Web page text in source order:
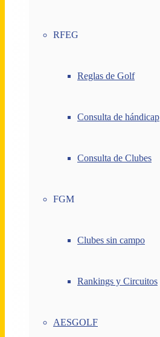
RFEG
Reglas de Golf
Consulta de hándicap
Consulta de Clubes
FGM
Clubes sin campo
Rankings y Circuitos
AESGOLF